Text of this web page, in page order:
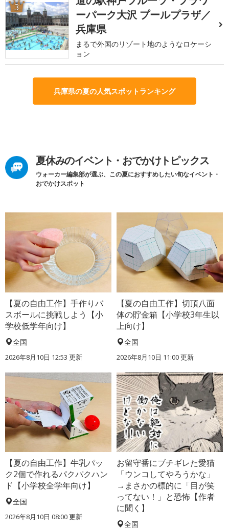
3
ーパーク大沢 プールプラザ／
兵庫県
まるで外国のリゾート地のようなロケーシ
ョン
兵庫県の夏の人気スポットランキング
夏休みのイベント・おでかけトピックス
ウォーカー編集部が選ぶ、この夏におすすめしたい旬なイベント・
おでかけスポット
【夏の自由工作】手作りバ
スボールに挑戦しよう【小
学校低学年向け】
全国
2026年8月10日 12:53 更新
【夏の自由工作】切頂八面
体の貯金箱【小学校3年生以
上向け】
全国
2026年8月10日 11:00更新
【夏の自由工作】牛乳パッ
ク2個で作れるパクパクハン
ド【小学校全学年向け】
全国
2026年8月10日 08:00更新
お留守番にブチギレた愛猫
「ウンコしてやろうかな」
→まさかの標的に「目が笑
ってない！」と恐怖【作者
に聞く】
全国